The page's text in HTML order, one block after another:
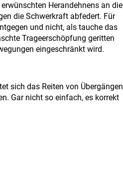
Herandehnens an die
die Schwerkraft abfedert. Für
und nicht, als tauche das
Trageerschöpfung geritten
eingeschränkt wird.
sich das Reiten von Übergängen
Gar nicht so einfach, es korrekt